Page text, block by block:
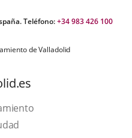
Teléfono:+34 983 426 100
de Valladolid